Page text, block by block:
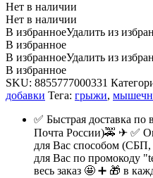
Нет в наличии
Нет в наличии
В избранноеУдалить из
В избранное
В избранноеУдалить из
В избранное
SKU: 8855777000331
добавки Тега: грыжи,
✅ Быстрая доставка
Почта России)🚕 ✈ ✅
для Вас способом
для Вас по промокоду
весь заказ 🤩 ➕ 🎁 в